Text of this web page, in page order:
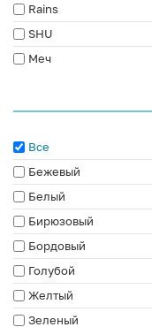
Rains
SHU
Меч
Все
Бежевый
Белый
Бирюзовый
Бордовый
Голубой
Желтый
Зеленый